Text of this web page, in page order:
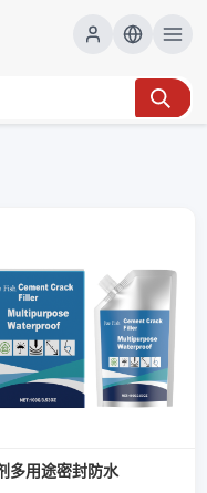
B2C
估
多用途密封防水